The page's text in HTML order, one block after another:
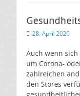
Veröffentlicht
28. April 2020
Auch wenn
um Corona-
zahlreichen
den Stores